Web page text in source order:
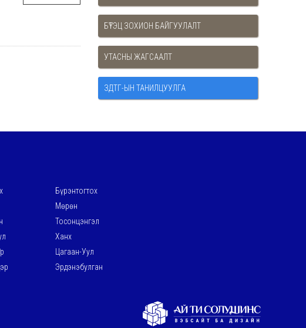
БҮТЭЦ ЗОХИОН БАЙГУУЛАЛТ
УТАСНЫ ЖАГСААЛТ
ЗДТГ-ЫН ТАНИЛЦУУЛГА
Бүрэнтогтох
Мөрөн
Тосонцэнгэл
Ханх
Цагаан-Уул
Эрдэнэбулган